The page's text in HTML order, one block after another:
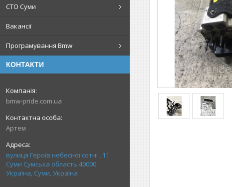
СТО Суми
Вакансії
Програмування Bmw
КОНТАКТИ
bmw-pride.com.ua
Артем
вулиця Героїв небесної сотні , 11
Суми Сумська область 40000
Україна, Суми, Україна